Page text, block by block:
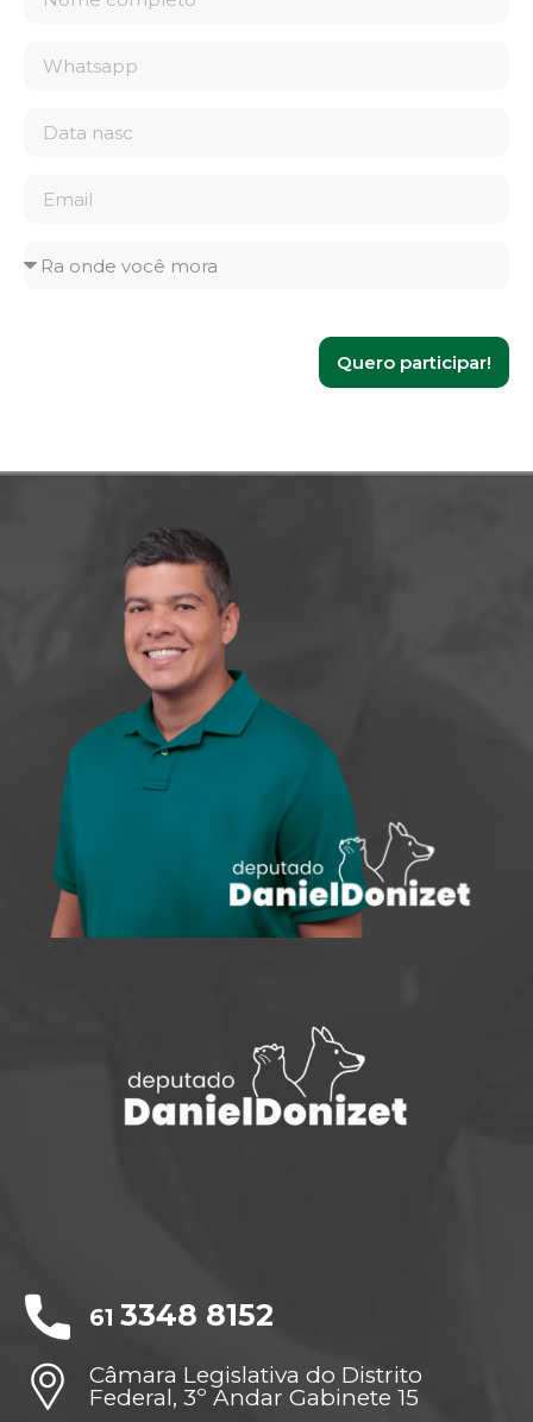
Quero participar!
61 3348 8152
Câmara Legislativa do Distrito
Federal, 3º Andar Gabinete 15